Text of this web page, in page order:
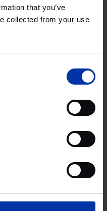
that you’ve
collected from your use
Aachen, Aachen